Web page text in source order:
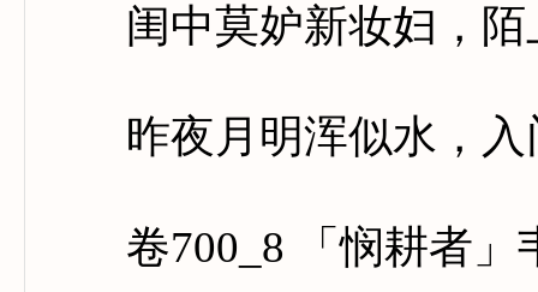
闺中莫妒新妆妇，陌
昨夜月明浑似水，入
卷700_8 「悯耕者」